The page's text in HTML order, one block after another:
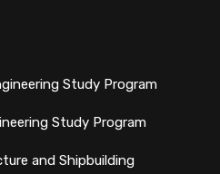
Study Program
Study Program
and Shipbuilding